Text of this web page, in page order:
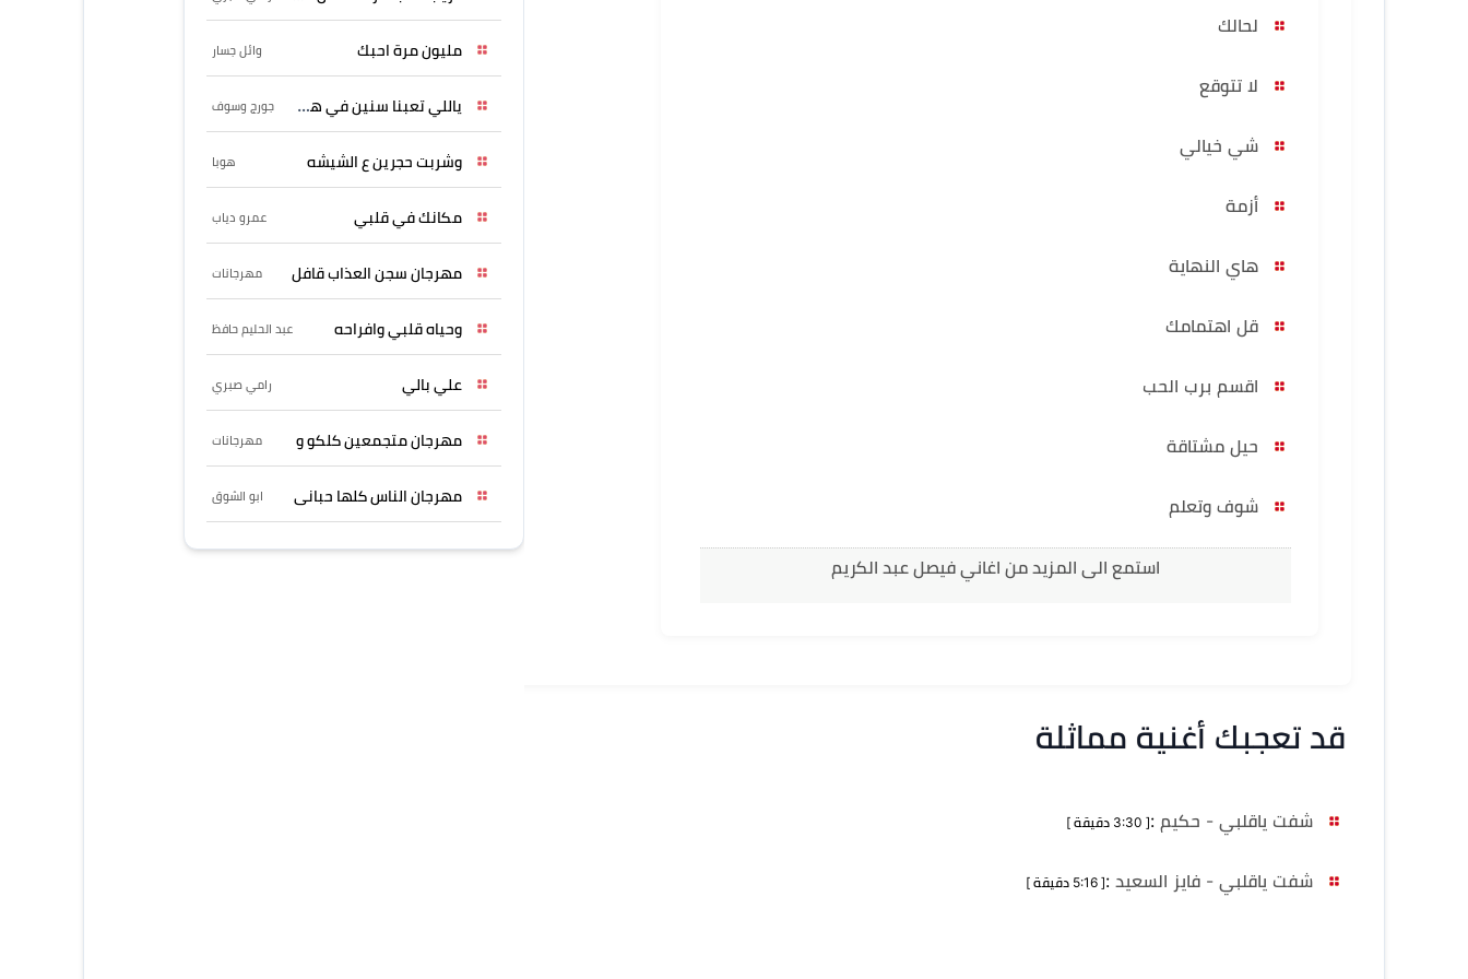
لحالك
لا تتوقع
شي خيالي
أزمة
هاي النهاية
قل اهتمامك
اقسم برب الحب
حيل مشتاقة
شوف وتعلم
استمع الى المزيد من اغاني فيصل عبد الكريم
قد تعجبك أغنية مماثلة
شفت ياقلبي - حكيم :[ 3:30 دقيقة ]
شفت ياقلبي - فايز السعيد :[ 5:16 دقيقة ]
مليون مرة احبك وائل جسار
ياللي تعبنا سنين في هواه جورج وسوف
وشربت حجرين ع الشيشه هوبا
مكانك في قلبي عمرو دياب
مهرجان سجن العذاب قافل مهرجانات
وحياه قلبي وافراحه عبد الحليم حافظ
علي بالي رامي صبري
مهرجان متجمعين كلكو و مهرجانات
مهرجان الناس كلها حبانى ابو الشوق